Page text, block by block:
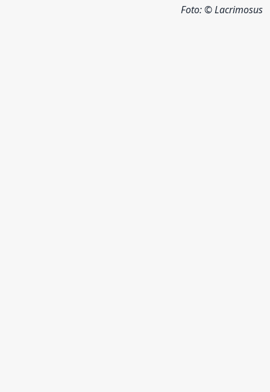
Foto:© Lacrimosus